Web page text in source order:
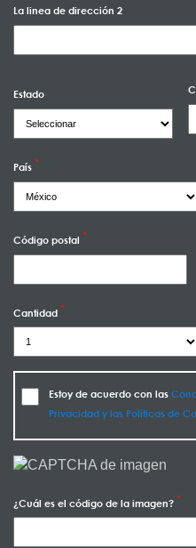
La linea de dirección 2
Estado
País
Código postal
Cantidad
Estoy de acuerdo con las
Privacidad y las Políticas de
¿Cuál es el código de la imagen?